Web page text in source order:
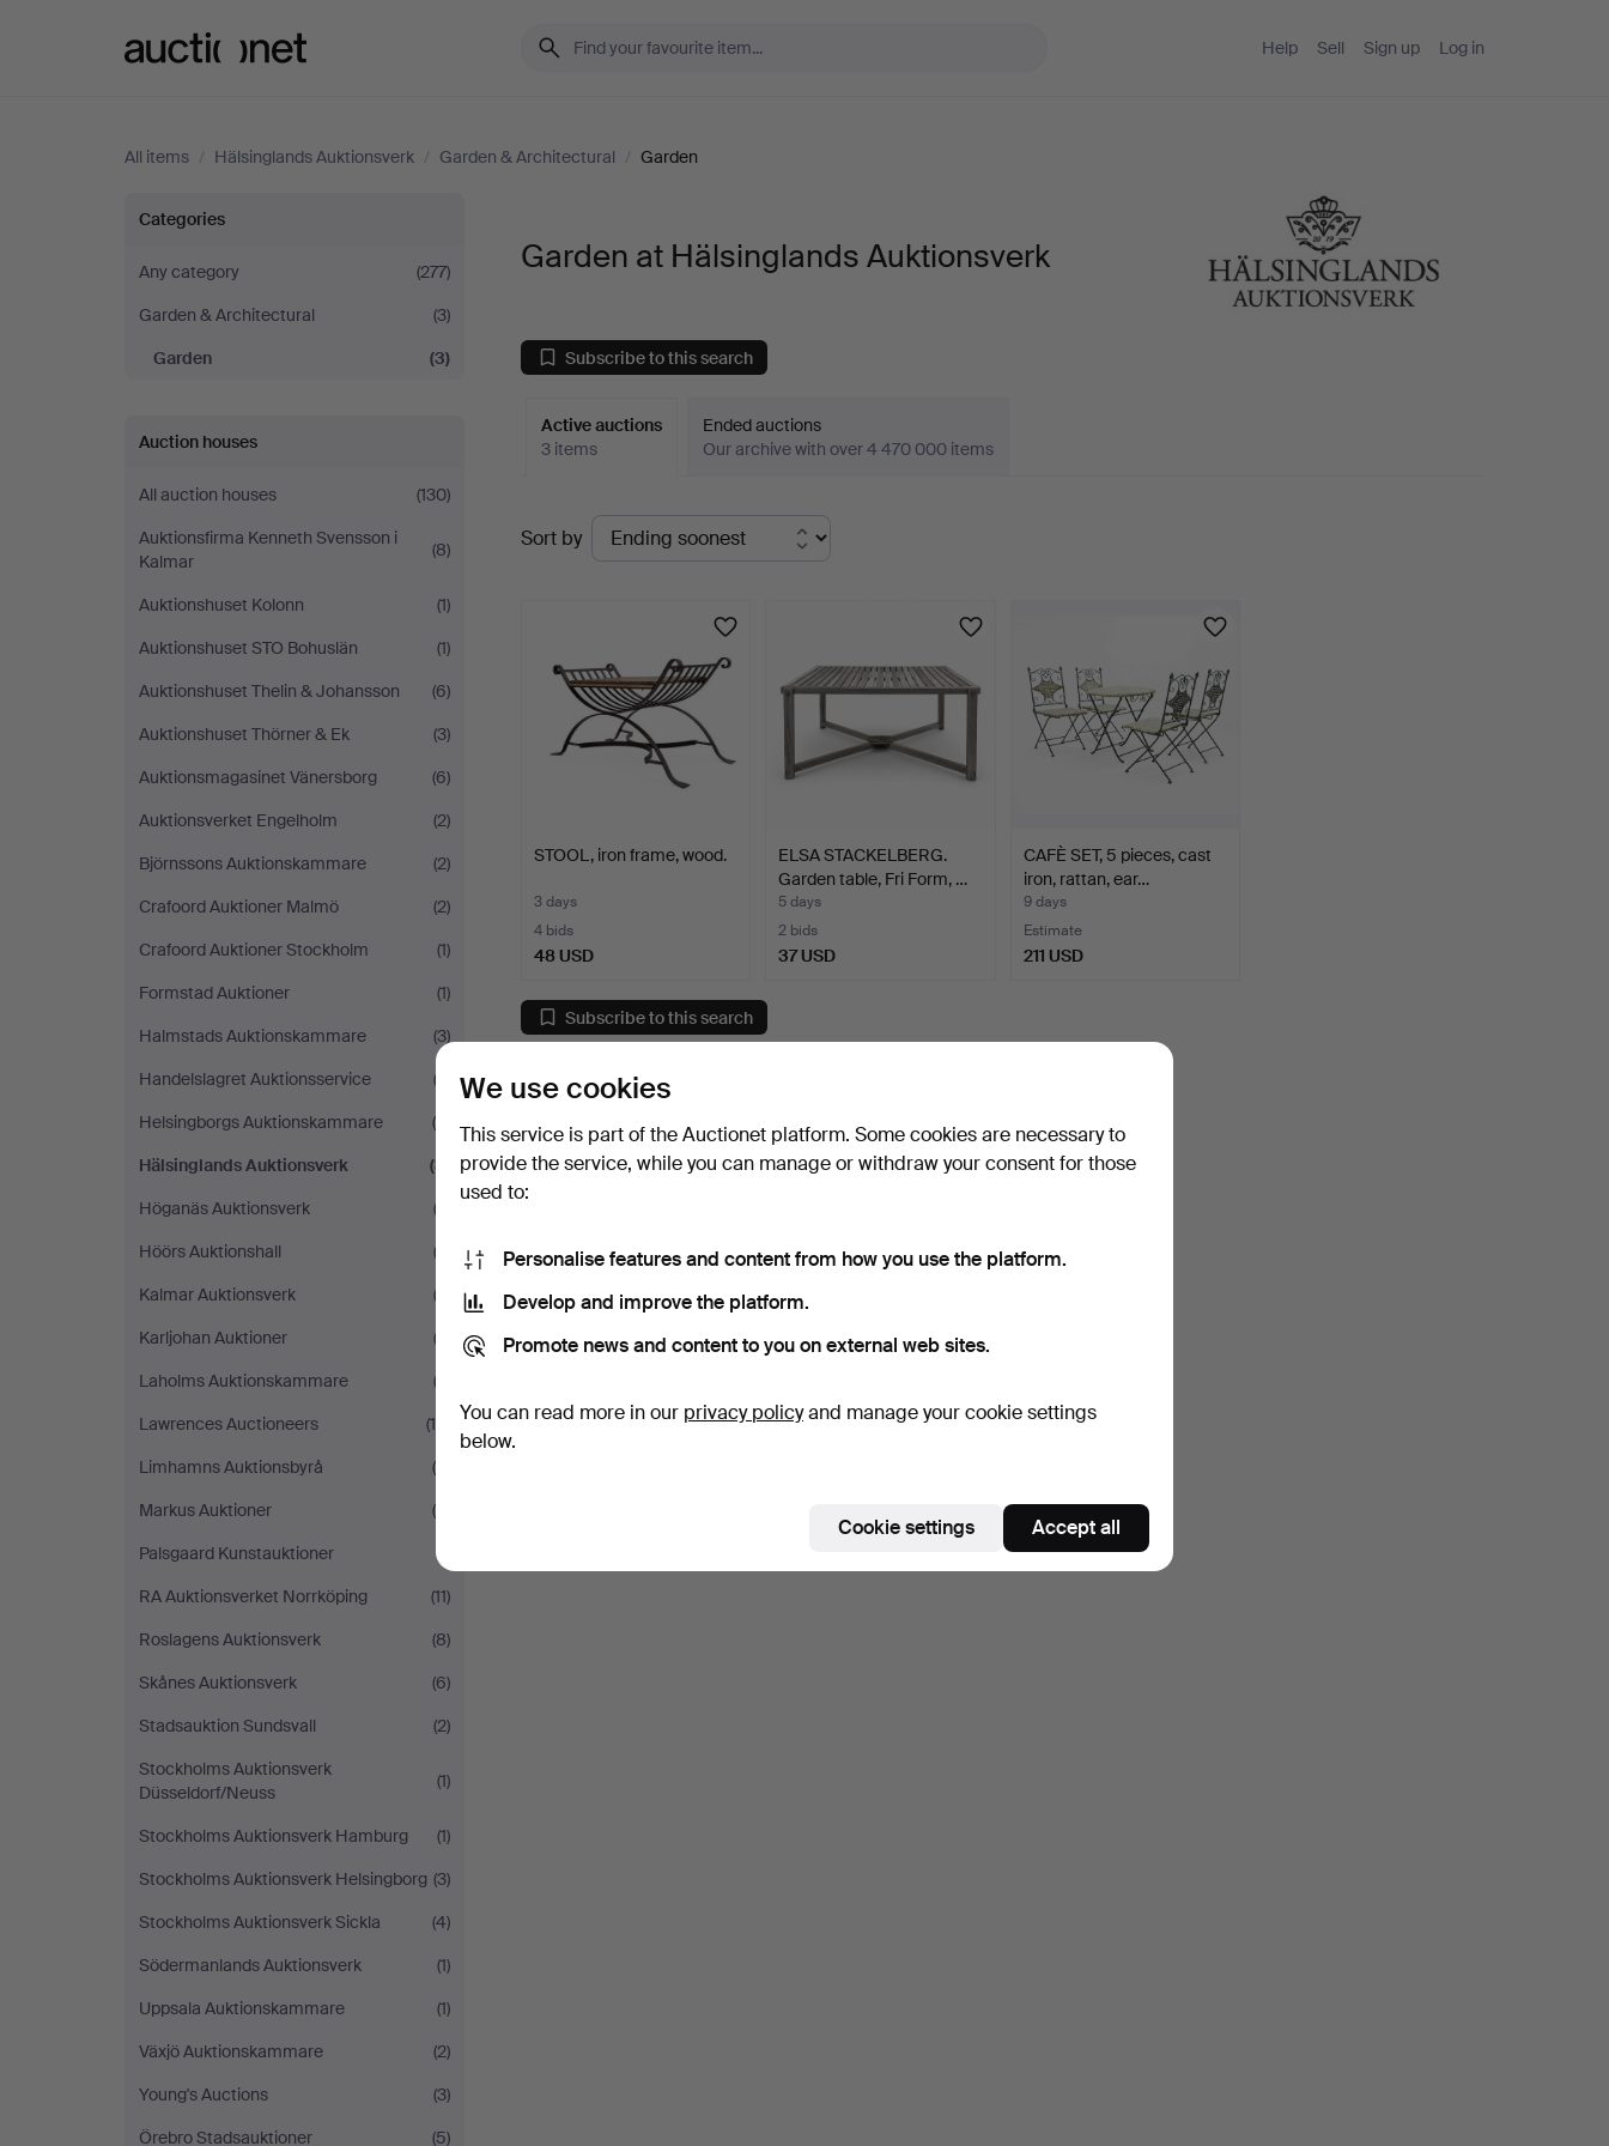
Help Sell Sign up Log in
All items / Hälsinglands Auktionsverk / Garden & Architectural / Garden
Garden
at
Hälsinglands
Categories
Any category
(277)
Garden & Architectural
(3)
Garden
(3)
Auction houses
All auction houses
(130)
Auktionsfirma Kenneth Svensson i
Kalmar
(8)
Auktionshuset Kolonn
(1)
Auktionshuset STO Bohuslän
(1)
Auktionshuset Thelin & Johansson
(6)
Auktionshuset Thörner & Ek
(3)
Auktionsmagasinet Vänersborg
(6)
Auktionsverket Engelholm
(2)
Björnssons Auktionskammare
(2)
Crafoord Auktioner Malmö
(2)
Crafoord Auktioner Stockholm
(1)
Formstad Auktioner
(1)
Halmstads Auktionskammare
(3)
Handelslagret Auktionsservice
(2)
Helsingborgs Auktionskammare
(5)
Hälsinglands Auktionsverk
(3)
Höganäs Auktionsverk
(3)
Höörs Auktionshall
(3)
Kalmar Auktionsverk
(3)
Karljohan Auktioner
(2)
Laholms Auktionskammare
(2)
Lawrences Auctioneers
(14)
Limhamns Auktionsbyrå
(4)
Markus Auktioner
(4)
Palsgaard Kunstauktioner
RA Auktionsverket Norrköping
(11)
Roslagens Auktionsverk
(8)
Skånes Auktionsverk
(6)
Stadsauktion Sundsvall
(2)
Stockholms Auktionsverk
Düsseldorf/Neuss
(1)
Stockholms Auktionsverk Hamburg
(1)
Stockholms Auktionsverk Helsingborg (3)
Stockholms Auktionsverk Sickla
(4)
Södermanlands Auktionsverk
(1)
Uppsala Auktionskammare
(1)
Växjö Auktionskammare
(2)
Young's Auctions
(3)
Örebro Stadsauktioner
(5)
Garden at Hälsinglands Auktionsverk
Subscribe to this search
Active auctions
3 items
Ended auctions
Our archive with over 4 470 000 items
Active
auctions
Sort by
STOOL, iron frame, wood.
3 days
4 bids
48 USD
ELSA STACKELBERG.
Garden table, Fri Form, …
5 days
2 bids
37 USD
CAFÈ SET, 5 pieces, cast
iron, rattan, ear…
9 days
Estimate
211 USD
Subscribe to this search
You can also search
We use cookies
This service is part of the Auctionet platform. Some cookies are necessary to
provide the service, while you can manage or withdraw your consent for those
used to:
Personalise features and content from how you use the platform.
Develop and improve the platform.
Promote news and content to you on external web sites.
You can read more in our privacy policyand manage your cookie settings
below.
Cookie settings Accept all